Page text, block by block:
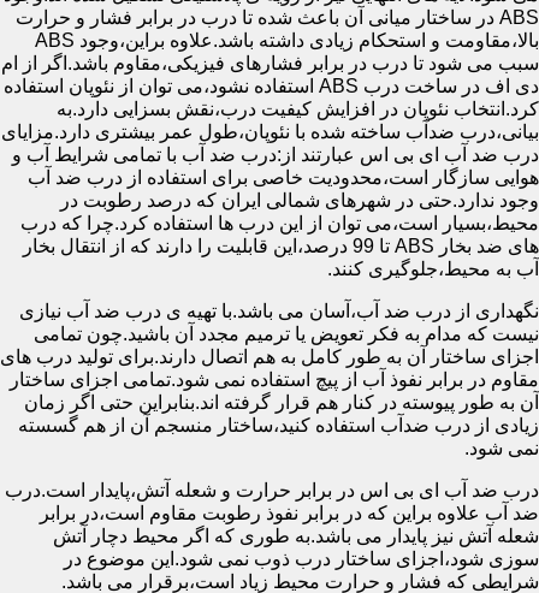
ABS در ساختار میانی آن باعث شده تا درب در برابر فشار و حرارت
بالا،مقاومت و استحکام زیادی داشته باشد.علاوه براین،وجود ABS
سبب می شود تا درب در برابر فشارهای فیزیکی،مقاوم باشد.اگر از ام
دی اف در ساخت درب ABS استفاده نشود،می توان از نئوپان استفاده
کرد.انتخاب نئوپان در افزایش کیفیت درب،نقش بسزایی دارد.به
بیانی،درب ضدآب ساخته شده با نئوپان،طول عمر بیشتری دارد.مزایای
درب ضد آب ای بی اس عبارتند از:درب ضد آب با تمامی شرایط آب و
هوایی سازگار است،محدودیت خاصی برای استفاده از درب ضد آب
وجود ندارد.حتی در شهرهای شمالی ایران که درصد رطوبت در
محیط،بسیار است،می توان از این درب ها استفاده کرد.چرا که درب
های ضد بخار ABS تا 99 درصد،این قابلیت را دارند که از انتقال بخار
آب به محیط،جلوگیری کنند.
نگهداری از درب ضد آب،آسان می باشد.با تهیه ی درب ضد آب نیازی
نیست که مدام به فکر تعویض یا ترمیم مجدد آن باشید.چون تمامی
اجزای ساختار آن به طور کامل به هم اتصال دارند.برای تولید درب های
مقاوم در برابر نفوذ آب از پیچ استفاده نمی شود.تمامی اجزای ساختار
آن به طور پیوسته در کنار هم قرار گرفته اند.بنابراین حتی اگر زمان
زیادی از درب ضدآب استفاده کنید،ساختار منسجم آن از هم گسسته
نمی شود.
درب ضد آب ای بی اس در برابر حرارت و شعله آتش،پایدار است.درب
ضد آب علاوه براین که در برابر نفوذ رطوبت مقاوم است،در برابر
شعله آتش نیز پایدار می باشد.به طوری که اگر محیط دچار آتش
سوزی شود،اجزای ساختار درب ذوب نمی شود.این موضوع در
شرایطی که فشار و حرارت محیط زیاد است،برقرار می باشد.